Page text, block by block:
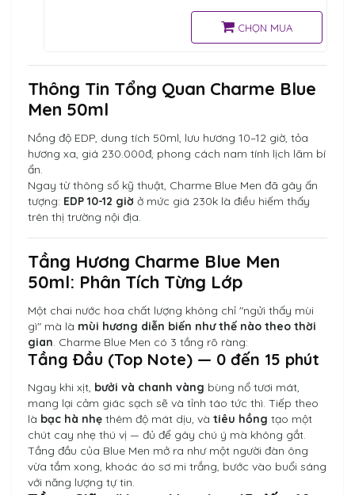
CHỌN MUA
Thông Tin Tổng Quan Charme Blue
Men 50ml
Nồng độ EDP, dung tích 50ml, lưu hương 10–12 giờ, tỏa
hương xa, giá 230.000đ, phong cách nam tính lịch lãm bí
ẩn.
Ngay từ thông số kỹ thuật, Charme Blue Men đã gây ấn
tượng: EDP 10-12 giờ ở mức giá 230k là điều hiếm thấy
trên thị trường nội địa.
Tầng Hương Charme Blue Men
50ml: Phân Tích Từng Lớp
Một chai nước hoa chất lượng không chỉ "ngửi thấy mùi
gì" mà là mùi hương diễn biến như thế nào theo thời
gian. Charme Blue Men có 3 tầng rõ ràng:
Tầng Đầu (Top Note) — 0 đến 15 phút
Ngay khi xịt, bưởi và chanh vàng bùng nổ tươi mát,
mang lại cảm giác sạch sẽ và tỉnh táo tức thì. Tiếp theo
là bạc hà nhẹ thêm độ mát dịu, và tiêu hồng tạo một
chút cay nhẹ thú vị — đủ để gây chú ý mà không gắt.
Tầng đầu của Blue Men mở ra như một người đàn ông
vừa tắm xong, khoác áo sơ mi trắng, bước vào buổi sáng
với năng lượng tự tin.